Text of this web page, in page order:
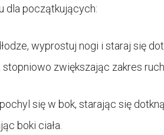
dla początkujących:
wyprostuj nogi i staraj się
zwiększając zakres
się w bok, starając się
boki ciała.